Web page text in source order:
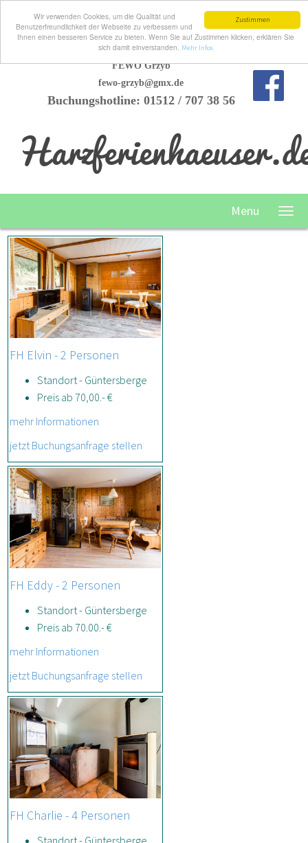
Zustimmen
Wir verwenden Cookies, um die Qualität und
Benutzerfreundlichkeit der Webseite zu verbessern und
Ihnen einen besseren Service zu bieten. Wenn Sie auf Zustimmen klicken, erklären Sie
sich damit einverstanden. Mehr Infos
FEWO Grzyb
fewo-grzyb@gmx.de
Buchungshotline: 01512 / 707 38 56
Menu
FH Elvin - 2 Personen
Standort - Güntersberge
Preis ab 70,00.- €
mehr Informationen
jetzt Buchungsanfrage stellen
FH Eddy - 2 Personen
Standort - Güntersberge
Preis ab 70.00.- €
mehr Informationen
jetzt Buchungsanfrage stellen
FH Charlie - 4 Personen
Standort - Güntersberge